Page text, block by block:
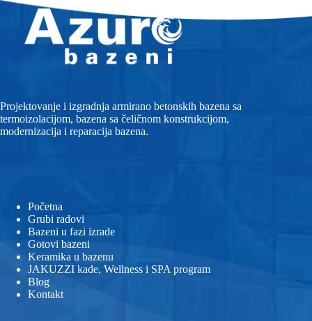
Projektovanje i izgradnja armirano betonskih bazena sa
termoizolacijom, bazena sa čeličnom konstrukcijom,
modernizacija i reparacija bazena.
Početna
Grubi radovi
Bazeni u fazi izrade
Gotovi bazeni
Keramika u bazenu
JAKUZZI kade, Wellness i SPA program
Blog
Kontakt